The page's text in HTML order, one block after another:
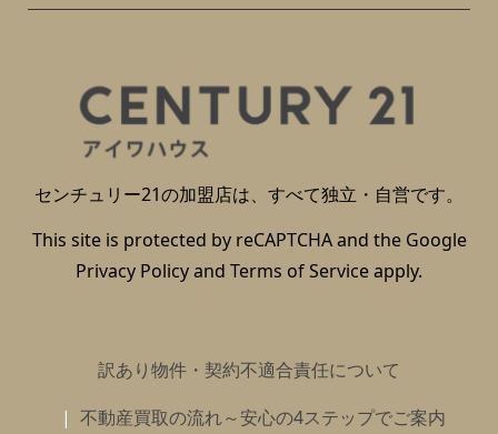
センチュリー21の加盟店は、すべて独立・自営です。
This site is protected by reCAPTCHA and the Google
Privacy Policyand Terms of Serviceapply.
訳あり物件・契約不適合責任について
不動産買取の流れ～安心の4ステップでご案内